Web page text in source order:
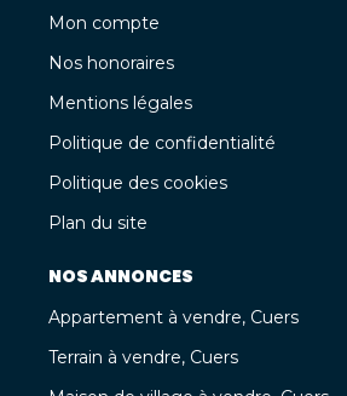
Mon compte
Nos honoraires
Mentions légales
Politique de confidentialité
Politique des cookies
Plan du site
NOS ANNONCES
Appartement à vendre, Cuers
Terrain à vendre, Cuers